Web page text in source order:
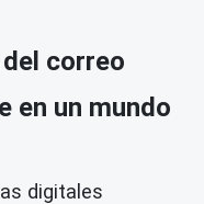
correo
en un mundo
digitales